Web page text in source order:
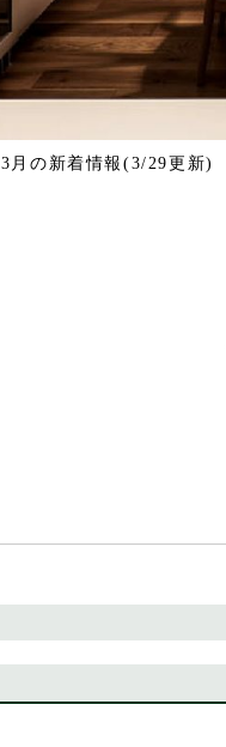
3月の新着情報(3/29更新)